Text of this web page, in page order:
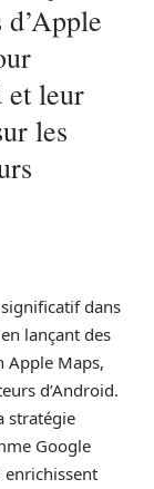
d’Apple
leur
les
dans
lançant des
Apple Maps,
d’Android.
stratégie
Google